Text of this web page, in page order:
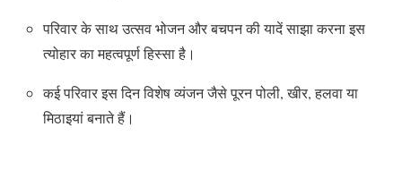
परिवार के साथ उत्सव भोजन और बचपन की यादें साझा करना इस
त्योहार का महत्वपूर्ण हिस्सा है।
कई परिवार इस दिन विशेष व्यंजन जैसे पूरन पोली, खीर, हलवा या
मिठाइयां बनाते हैं।